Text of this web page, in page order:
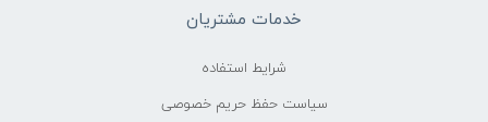
خدمات مشتریان
شرایط استفاده
سیاست حفظ حریم خصوصی